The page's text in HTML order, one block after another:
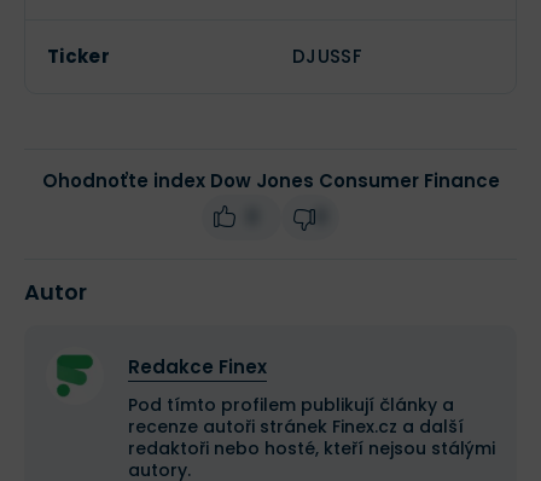
Ticker DJUSSF
Ohodnoťte index Dow Jones Consumer Finance
Autor
Redakce Finex
Pod tímto profilem publikují články a
recenze autoři stránek Finex.cz a další
redaktoři nebo hosté, kteří nejsou stálými
autory.